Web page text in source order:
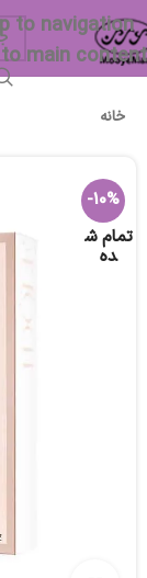
to navigation
main content
خانه
-10%
تمام ش
ده